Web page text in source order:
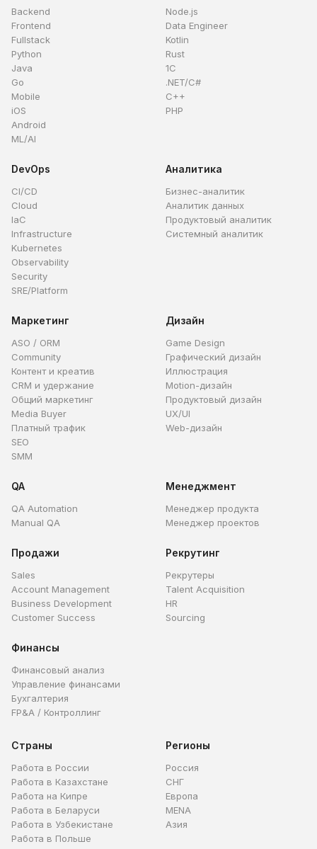
Backend
Frontend
Fullstack
Python
Java
Go
Mobile
iOS
Android
ML/AI
Node.js
Data Engineer
Kotlin
Rust
1C
.NET/C#
C++
PHP
DevOps
CI/CD
Cloud
IaC
Infrastructure
Kubernetes
Observability
Security
SRE/Platform
Аналитика
Бизнес-аналитик
Аналитик данных
Продуктовый аналитик
Системный аналитик
Маркетинг
ASO / ORM
Community
Контент и креатив
CRM и удержание
Общий маркетинг
Media Buyer
Платный трафик
SEO
SMM
Дизайн
Game Design
Графический дизайн
Иллюстрация
Motion-дизайн
Продуктовый дизайн
UX/UI
Web-дизайн
QA
QA Automation
Manual QA
Менеджмент
Менеджер продукта
Менеджер проектов
Продажи
Sales
Account Management
Business Development
Customer Success
Рекрутинг
Рекрутеры
Talent Acquisition
HR
Sourcing
Финансы
Финансовый анализ
Управление финансами
Бухгалтерия
FP&A / Контроллинг
Страны
Работа в России
Работа в Казахстане
Работа на Кипре
Работа в Беларуси
Работа в Узбекистане
Работа в Польше
Регионы
Россия
СНГ
Европа
MENA
Азия